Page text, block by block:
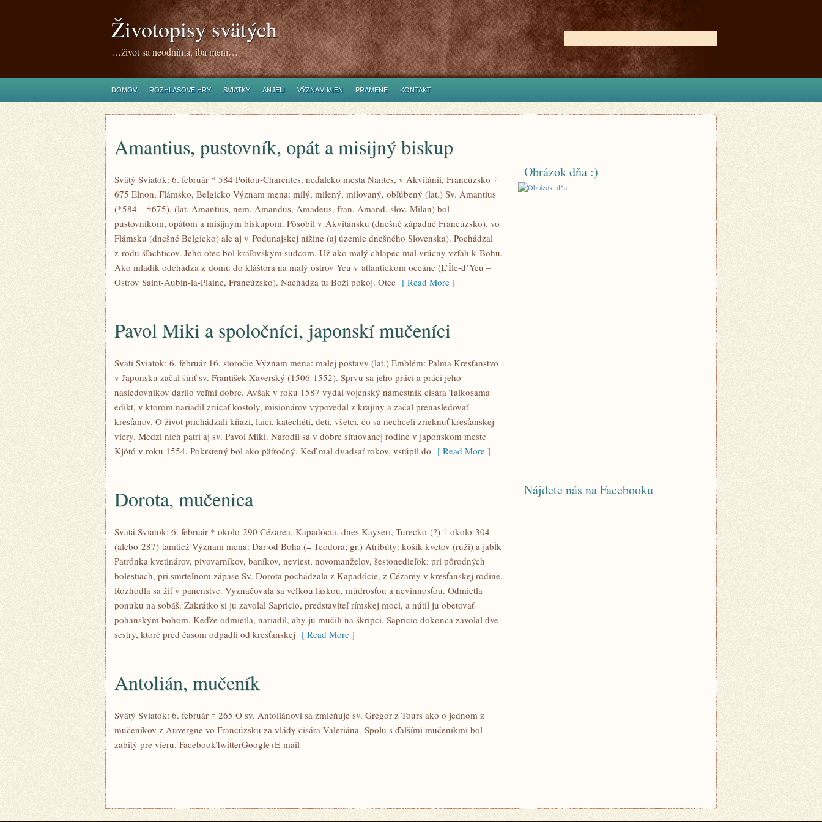
Životopisy svätých
…život sa neodníma, iba mení…
DOMOV ROZHLASOVÉ HRY SVIATKY ANJELI VÝZNAM MIEN PRAMENE KONTAKT
Amantius, pustovník, opát a misijný biskup
Svätý Sviatok: 6. február * 584 Poitou-Charentes, neďaleko mesta Nantes, v Akvitánii, Francúzsko †
675 Elnon, Flámsko, Belgicko Význam mena: milý, milený, milovaný, obľúbený (lat.) Sv. Amantius
(*584 – †675), (lat. Amantius, nem. Amandus, Amadeus, fran. Amand, slov. Milan) bol
pustovníkom, opátom a misijným biskupom. Pôsobil v Akvitánsku (dnešné západné Francúzsko), vo
Flámsku (dnešné Belgicko) ale aj v Podunajskej nížine (aj územie dnešného Slovenska). Pochádzal
z rodu šľachticov. Jeho otec bol kráľovským sudcom. Už ako malý chlapec mal vrúcny vzťah k Bohu.
Ako mladík odchádza z domu do kláštora na malý ostrov Yeu v atlantickom oceáne (L’Île-d’Yeu –
Ostrov Saint-Aubin-la-Plaine, Francúzsko). Nachádza tu Boží pokoj. Otec [ Read More ]
Pavol Miki a spoločníci, japonskí mučeníci
Svätí Sviatok: 6. február 16. storočie Význam mena: malej postavy (lat.) Emblém: Palma Kresťanstvo
v Japonsku začal šíriť sv. František Xaverský (1506-1552). Sprvu sa jeho práci a práci jeho
nasledovníkov darilo veľmi dobre. Avšak v roku 1587 vydal vojenský námestník cisára Taikosama
edikt, v ktorom nariadil zrúcať kostoly, misionárov vypovedal z krajiny a začal prenasledovať
kresťanov. O život prichádzali kňazi, laici, katechéti, deti, všetci, čo sa nechceli zrieknuť kresťanskej
viery. Medzi nich patrí aj sv. Pavol Miki. Narodil sa v dobre situovanej rodine v japonskom meste
Kjótó v roku 1554. Pokrstený bol ako päťročný. Keď mal dvadsať rokov, vstúpil do [ Read More ]
Dorota, mučenica
Svätá Sviatok: 6. február * okolo 290 Cézarea, Kapadócia, dnes Kayseri, Turecko (?) † okolo 304
(alebo 287) tamtiež Význam mena: Dar od Boha (= Teodora; gr.) Atribúty: košík kvetov (ruží) a jabĺk
Patrónka kvetinárov, pivovarníkov, baníkov, neviest, novomanželov, šestonedieľok; pri pôrodných
bolestiach, pri smrteľnom zápase Sv. Dorota pochádzala z Kapadócie, z Cézarey v kresťanskej rodine.
Rozhodla sa žiť v panenstve. Vyznačovala sa veľkou láskou, múdrosťou a nevinnosťou. Odmietla
ponuku na sobáš. Zakrátko si ju zavolal Sapricio, predstaviteľ rímskej moci, a nútil ju obetovať
pohanským bohom. Keďže odmietla, nariadil, aby ju mučili na škripci. Sapricio dokonca zavolal dve
sestry, ktoré pred časom odpadli od kresťanskej [ Read More ]
Antolián, mučeník
Svätý Sviatok: 6. február † 265 O sv. Antoliánovi sa zmieňuje sv. Gregor z Tours ako o jednom z
mučeníkov z Auvergne vo Francúzsku za vlády cisára Valeriána. Spolu s ďalšími mučeníkmi bol
zabitý pre vieru. FacebookTwitterGoogle+E-mail
Obrázok dňa :)
Nájdete nás na Facebooku